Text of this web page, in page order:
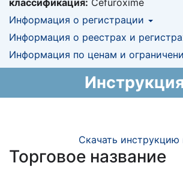
классификация: Cefuroxime
Информация о регистрации
Номер регистрации в РК:№ РК-ЛС-
Информация о регистрации в РК:
13.12.2017
Информация о реестрах и
КНФ (ЛС включено в
национальный формуляр
ЕД (Включено в Список ЛС
Информация по ценам и
Инструкция
Скачать инструкцию
Торговое название